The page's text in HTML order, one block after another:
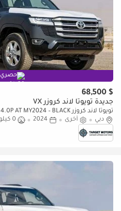
حصري
$ 68,500
جديدة تويوتا لاند كروزر VX
تويوتا لاند كروزر VX LC300 VX 4.0P AT MY2024 – BLACK
دبي
أخرى 2024
0 كيلومتر